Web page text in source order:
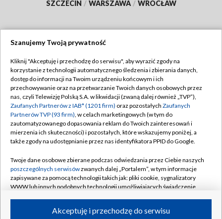
SZCZECIN / WARSZAWA / WROCŁAW
TVP
Abonament TVP
Emisja w TVP
Centrum informacji TVP
Naziemna Telewizja Cyfrowa
Rada Programowa
System NOS
Informacje o nadawcy
Program dla prasy
Regulamin TVP
Polityka prywatności
Moje zgody
Pomoc
Kontakt
Kanały
Szanujemy Twoją prywatność
Kliknij "Akceptuję i przechodzę do serwisu", aby wyrazić zgody na
korzystanie z technologii automatycznego śledzenia i zbierania danych,
dostęp do informacji na Twoim urządzeniu końcowym i ich
przechowywanie oraz na przetwarzanie Twoich danych osobowych przez
nas, czyli Telewizję Polską S.A. w likwidacji (zwaną dalej również „TVP”),
Zaufanych Partnerów z IAB* (1201 firm) oraz pozostałych Zaufanych
Partnerów TVP (93 firm), w celach marketingowych (w tym do
zautomatyzowanego dopasowania reklam do Twoich zainteresowań i
mierzenia ich skuteczności) i pozostałych, które wskazujemy poniżej, a
także zgody na udostępnianie przez nas identyfikatora PPID do Google.
Twoje dane osobowe zbierane podczas odwiedzania przez Ciebie naszych
poszczególnych serwisówzwanych dalej „Portalem”, w tym informacje
zapisywane za pomocą technologii takich jak: pliki cookie, sygnalizatory
WWW lub innych podobnych technologii umożliwiających świadczenie
ruchu w Internecie.Akceptuję i przechodzę do serwisu